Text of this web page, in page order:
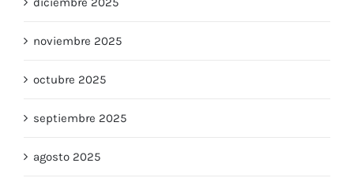
diciembre 2025
noviembre 2025
octubre 2025
septiembre 2025
agosto 2025